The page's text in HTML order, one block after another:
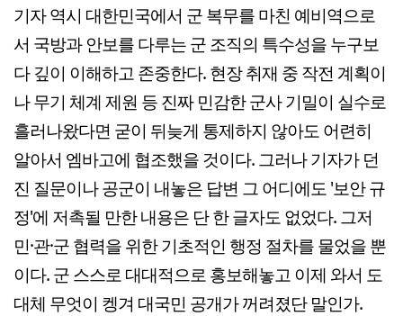
기자 역시 대한민국에서 군 복무를 마친 예비역으로
서 국방과 안보를 다루는 군 조직의 특수성을 누구보
다 깊이 이해하고 존중한다. 현장 취재 중 작전 계획이
나 무기 체계 제원 등 진짜 민감한 군사 기밀이 실수로
흘러나왔다면 굳이 뒤늦게 통제하지 않아도 어련히
알아서 엠바고에 협조했을 것이다. 그러나 기자가 던
진 질문이나 공군이 내놓은 답변 그 어디에도 '보안 규
정'에 저촉될 만한 내용은 단 한 글자도 없었다. 그저
민·관·군 협력을 위한 기초적인 행정 절차를 물었을 뿐
이다. 군 스스로 대대적으로 홍보해놓고 이제 와서 도
대체 무엇이 켕겨 대국민 공개가 꺼려졌단 말인가.